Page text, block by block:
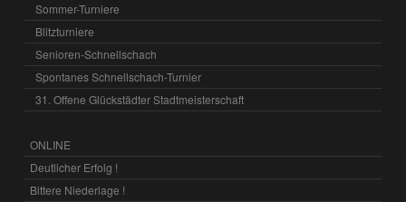
Sommer-Turniere
Blitzturniere
Senioren-Schnellschach
Spontanes Schnellschach-Turnier
31. Offene Glückstädter Stadtmeisterschaft
ONLINE
Deutlicher Erfolg !
Bittere Niederlage !